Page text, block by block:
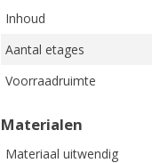
Inhoud
Aantal etages
Voorraadruimte
Materialen
Materiaal uitwendig